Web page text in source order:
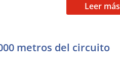
Leer más
metros del circuito